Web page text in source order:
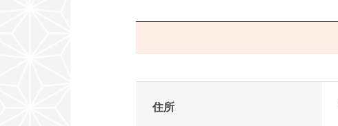
住所